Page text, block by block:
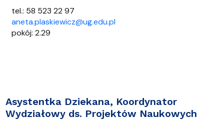
tel.: 58 523 22 97
aneta.plaskiewicz@ug.edu.pl
pokój: 2.29
Asystentka Dziekana, Koordynator
Wydziałowy ds. Projektów Naukowych